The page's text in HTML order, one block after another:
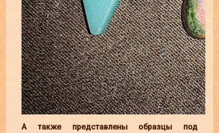
А также представлены образцы под